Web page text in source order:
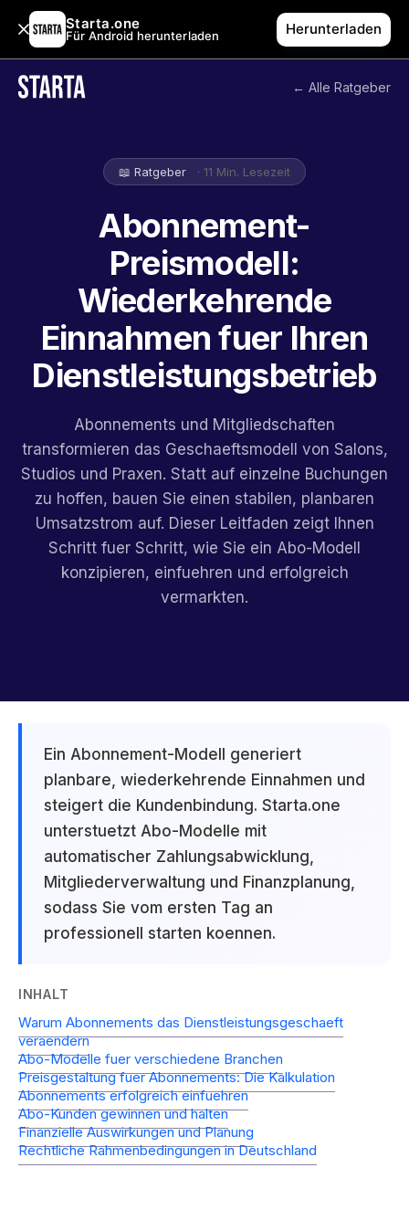
Starta.one
Für Android herunterladen Herunterladen
← Alle Ratgeber
📖 Ratgeber · 11 Min. Lesezeit
Abonnement-
Preismodell:
Wiederkehrende
Einnahmen fuer Ihren
Dienstleistungsbetrieb
Abonnements und Mitgliedschaften
transformieren das Geschaeftsmodell von Salons,
Studios und Praxen. Statt auf einzelne Buchungen
zu hoffen, bauen Sie einen stabilen, planbaren
Umsatzstrom auf. Dieser Leitfaden zeigt Ihnen
Schritt fuer Schritt, wie Sie ein Abo-Modell
konzipieren, einfuehren und erfolgreich
vermarkten.
Ein Abonnement-Modell generiert
planbare, wiederkehrende Einnahmen und
steigert die Kundenbindung. Starta.one
unterstuetzt Abo-Modelle mit
automatischer Zahlungsabwicklung,
Mitgliederverwaltung und Finanzplanung,
sodass Sie vom ersten Tag an
professionell starten koennen.
INHALT
Warum Abonnements das Dienstleistungsgeschaeft
veraendern
Abo-Modelle fuer verschiedene Branchen
Preisgestaltung fuer Abonnements: Die Kalkulation
Abonnements erfolgreich einfuehren
Abo-Kunden gewinnen und halten
Finanzielle Auswirkungen und Planung
Rechtliche Rahmenbedingungen in Deutschland